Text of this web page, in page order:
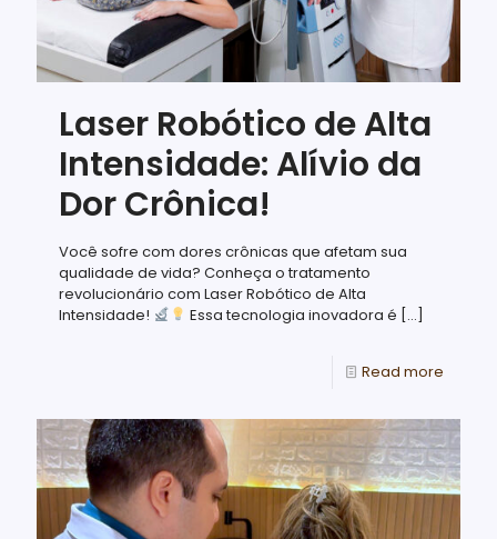
Laser Robótico de Alta
Intensidade: Alívio da
Dor Crônica!
Você sofre com dores crônicas que afetam sua
qualidade de vida? Conheça o tratamento
revolucionário com Laser Robótico de Alta
Intensidade!
Essa tecnologia inovadora é […]
Read more